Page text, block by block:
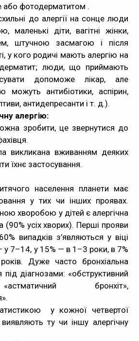
або фотодерматитом .
до алергії на сонце люди
маленькі діти, вагітні жінки,
штучною засмагою і після
ті, у кого родичі мають алергію на
люди, що приймають
допоможе лікар, але
можуть антибіотики, аспірин,
антидепресанти і т. д.).
алергію:
зробити, це звернутися до
викликана вживанням деяких
їхнє застосування.
населення планети має
у тих чи інших проявах.
хворобою у дітей є алергічна
(90% усіх хворих). Перші прояви
випадків з’являються у віці
у 7–14, у 15% — в 1–3 роки, в 7%
Дуже часто бронхіальна
діагнозами: «обструктивний
бронхіт»,
у кожної четвертої
ту чи іншу алергічну